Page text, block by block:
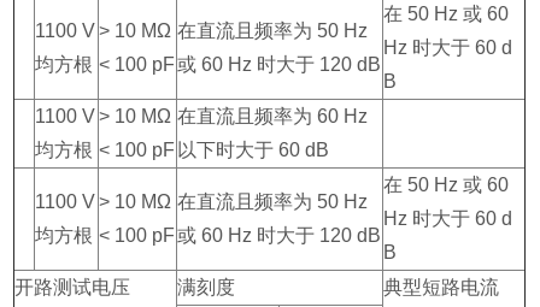
1100 V
均方根
> 10 MΩ
< 100 pF
在直流且频率为 50 Hz
或 60 Hz 时大于 120 dB
在 50 Hz 或 60
Hz 时大于 60 d
B
1100 V
均方根
> 10 MΩ
< 100 pF
在直流且频率为 60 Hz
以下时大于 60 dB
1100 V
均方根
> 10 MΩ
< 100 pF
在直流且频率为 50 Hz
或 60 Hz 时大于 120 dB
在 50 Hz 或 60
Hz 时大于 60 d
B
开路测试电压
满刻度
典型短路电流